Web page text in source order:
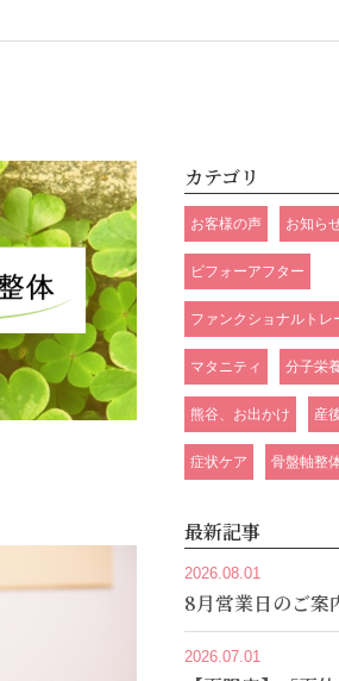
カテゴリ
お客様の声 お知ら
ビフォーアフター
ファンクショナルトレ
マタニティ 分子栄
熊谷、お出かけ 産
症状ケア 骨盤軸整
最新記事
2026.08.01
8月営業日のご案
2026.07.01